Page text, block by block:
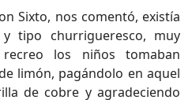
Sixto, nos comentó, existía
tipo churrigueresco, muy
los niños tomaban
limón, pagándolo en aquel
de cobre y agradeciendo